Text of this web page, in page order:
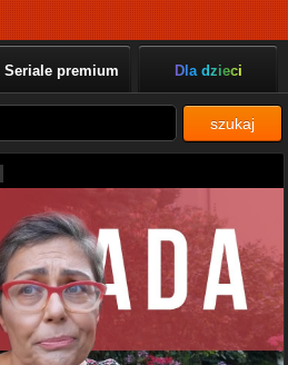
Seriale premium Dla dzieci
szukaj